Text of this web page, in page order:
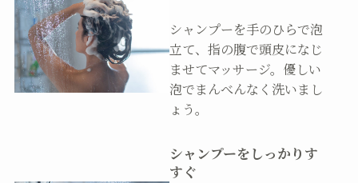
シャンプーを手のひらで泡
立て、指の腹で頭皮になじ
ませてマッサージ。優しい
泡でまんべんなく洗いまし
ょう。
シャンプーをしっかりす
すぐ